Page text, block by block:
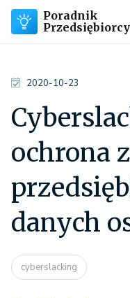
Poradnik
Przedsiębiorcy
2020-10-23
ochrona
danych
cyberslacking